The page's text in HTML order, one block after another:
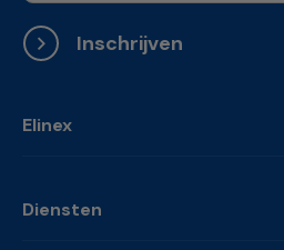
Inschrijven
Elinex
Diensten